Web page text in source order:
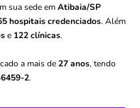
sua sede emAtibaia/SP
hospitais credenciados. Além
e 122 clínicas.
a mais de27 anos, tendo
2.